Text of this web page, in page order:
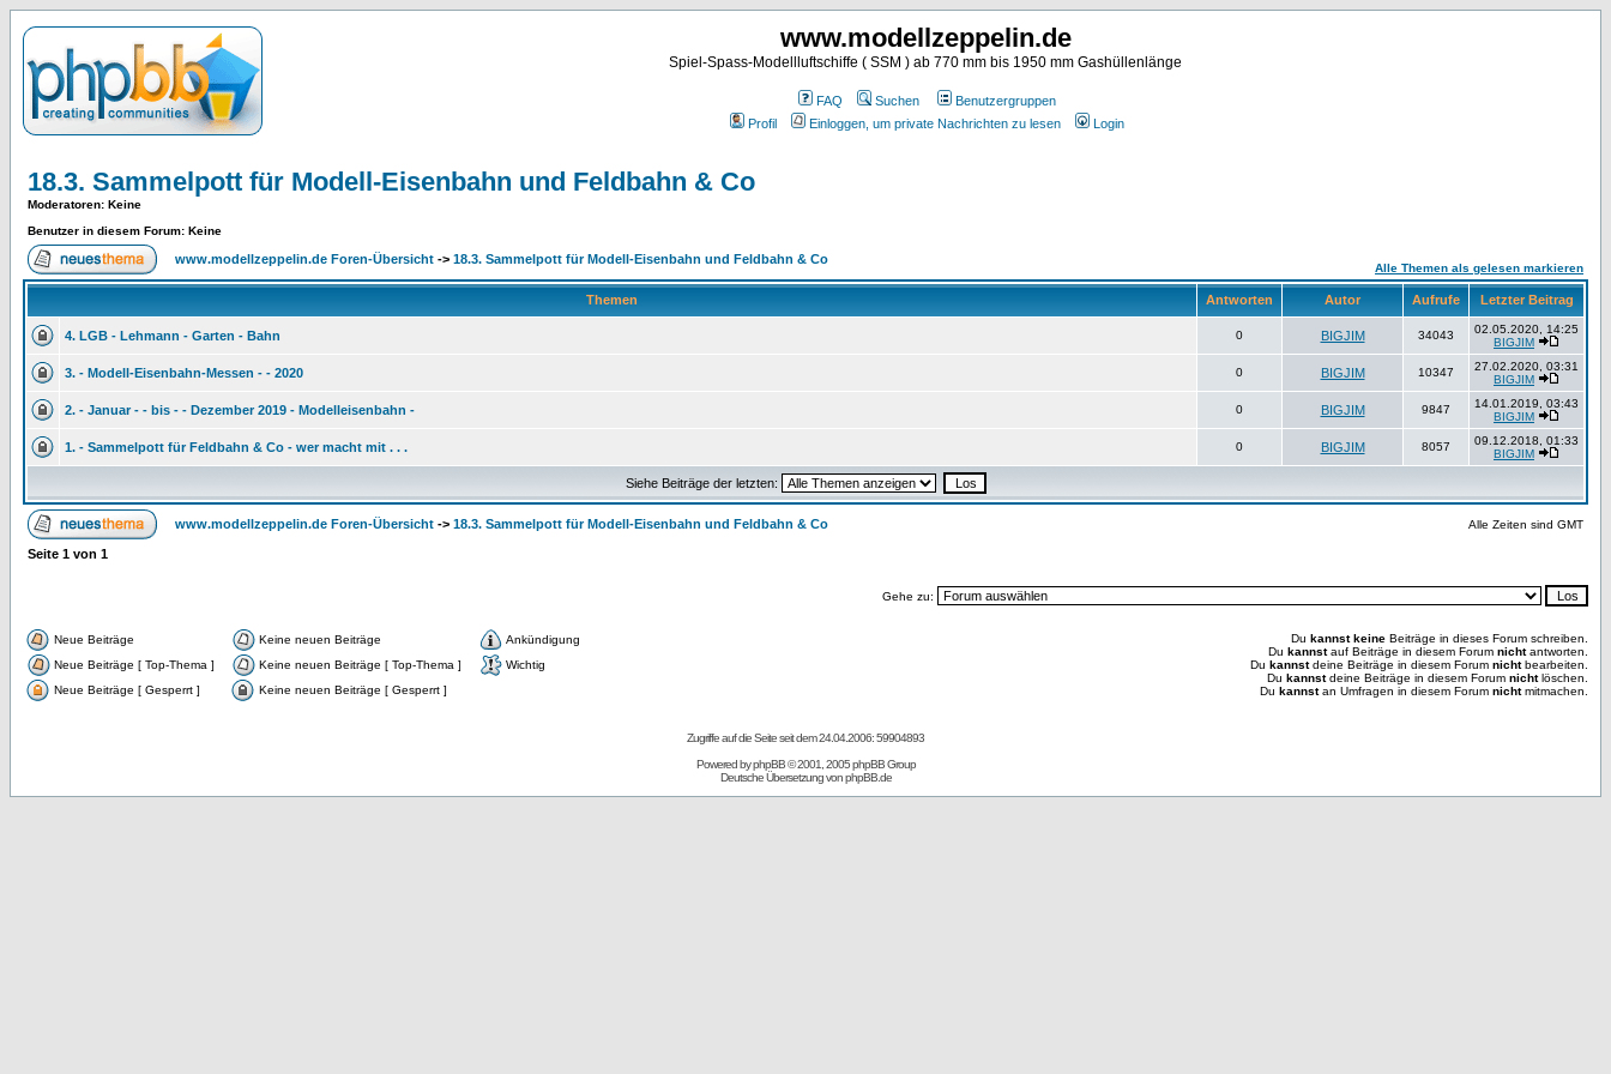
www.modellzeppelin.de
Spiel-Spass-Modellluftschiffe ( SSM ) ab 770 mm bis 1950 mm Gashüllenlänge
FAQ Suchen
Benutzergruppen
Profil
Einloggen, um private Nachrichten zu lesen Login
18.3. Sammelpott für Modell-Eisenbahn und Feldbahn & Co
Moderatoren: Keine
Benutzer in diesem Forum: Keine
www.modellzeppelin.de Foren-Übersicht -> 18.3. Sammelpott für Modell-Eisenbahn und Feldbahn & Co
Alle Themen als gelesen markieren
Themen Antworten Autor Aufrufe Letzter Beitrag
4. LGB - Lehmann - Garten - Bahn 0 BIGJIM 34043
02.05.2020, 14:25
BIGJIM
3. - Modell-Eisenbahn-Messen - - 2020 0 BIGJIM 10347
27.02.2020, 03:31
BIGJIM
2. - Januar - - bis - - Dezember 2019 - Modelleisenbahn - 0 BIGJIM 9847
14.01.2019, 03:43
BIGJIM
1. - Sammelpott für Feldbahn & Co - wer macht mit . . . 0 BIGJIM 8057
09.12.2018, 01:33
BIGJIM
Siehe Beiträge der letzten:
www.modellzeppelin.de Foren-Übersicht -> 18.3. Sammelpott für Modell-Eisenbahn und Feldbahn & Co Alle Zeiten sind GMT
Seite 1 von 1
Gehe zu:
Neue Beiträge Keine neuen Beiträge
Ankündigung
Neue Beiträge [ Top-Thema ]
Keine neuen Beiträge [ Top-Thema ]
Wichtig
Neue Beiträge [ Gesperrt ]
Keine neuen Beiträge [ Gesperrt ]
Du kannst keine Beiträge in dieses Forum schreiben.
Du kannstauf Beiträge in diesem Forum nichtantworten.
Du kannstdeine Beiträge in diesem Forum nichtbearbeiten.
Du kannstdeine Beiträge in diesem Forum nichtlöschen.
Du kannstan Umfragen in diesem Forum nichtmitmachen.
Zugriffe auf die Seite seit dem 24.04.2006: 59904893
Powered byphpBB© 2001, 2005 phpBB Group
Deutsche Übersetzung vonphpBB.de